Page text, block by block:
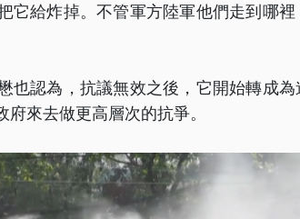
它給炸掉。不管軍方陸軍他們走到哪
也認為，抗議無效之後，它開始轉成
來去做更高層次的抗爭。